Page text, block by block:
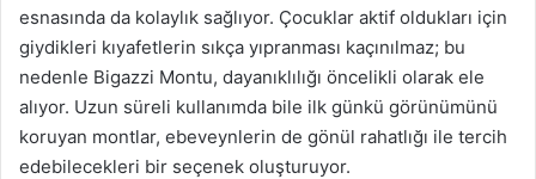
esnasında da kolaylık sağlıyor. Çocuklar aktif oldukları için
giydikleri kıyafetlerin sıkça yıpranması kaçınılmaz; bu
nedenle Bigazzi Montu, dayanıklılığı öncelikli olarak ele
alıyor. Uzun süreli kullanımda bile ilk günkü görünümünü
koruyan montlar, ebeveynlerin de gönül rahatlığı ile tercih
edebilecekleri bir seçenek oluşturuyor.